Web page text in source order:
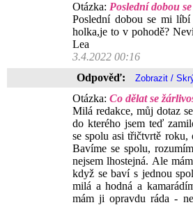
Otázka: Poslední dobou
Poslední dobou se mi
holka,je to v pohodě?
Lea
3.4.2022 00:16
Odpověď:
Otázka: Co dělat se
Milá redakce, můj dotaz
do kterého jsem teď
se spolu asi třičtvrtě roku,
Bavíme se spolu,
nejsem lhostejná. Ale
když se baví s jednou
milá a hodná a
mám ji opravdu ráda -